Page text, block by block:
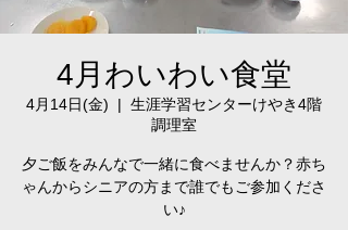
4月わいわい食堂
4月14日(金)
  |
生涯学習センターけやき4階
調理室
夕ご飯をみんなで一緒に食べませんか？赤ち
ゃんからシニアの方まで誰でもご参加くださ
い♪